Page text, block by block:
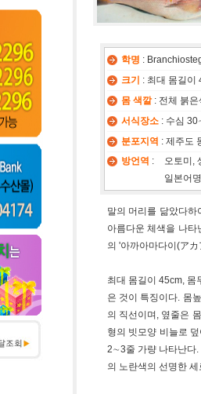
학명 :
크기
: 최대 몸길이
몸 색깔: 전체 붉은
서식장소: 수심
분포지역 : 제주도
방언역 :
오토미,
일본어
말의 머리를 닮았다
아름다운 체색을 나
의 '아까아마다이(ア
최대 몸길이 45cm, 몸
은 것이 특징이다. 몸
의 직선이며, 옆줄은
형의 빗모양 비늘로
2∼3줄 가량 나타난다
의 노란색의 선명한